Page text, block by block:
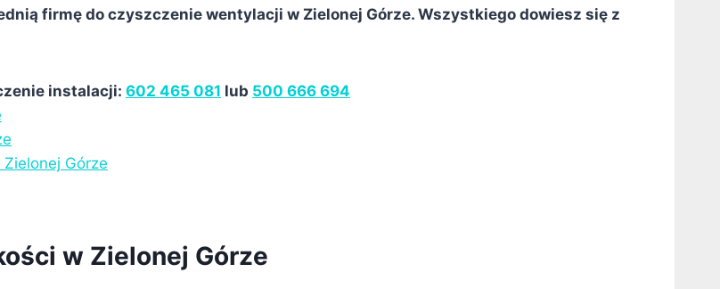
firmę do czyszczenie wentylacji w Zielonej Górze. Wszystkiego dowiesz się z
instalacji: 602 465 081 lub 500 666 694
Górze
w Zielonej Górze